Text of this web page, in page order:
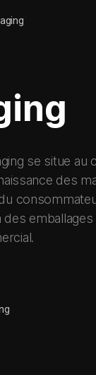
se situe
des